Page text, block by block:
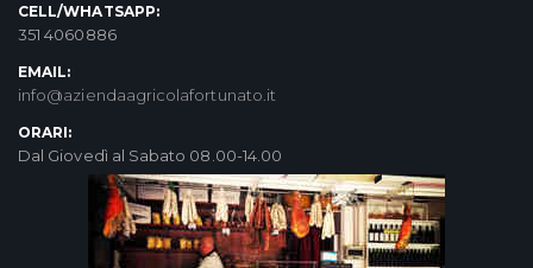
CELL/WHATSAPP:
351 4060886
EMAIL:
info@aziendaagricolafortunato.it
ORARI:
Dal Giovedì al Sabato 08.00-14.00